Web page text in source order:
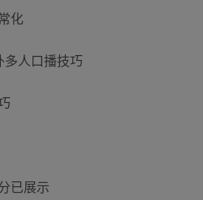
化
多人口播技巧
已展示